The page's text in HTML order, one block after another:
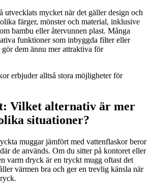
utvecklats mycket när det gäller design och
färger, mönster och material, inklusive
bambu eller återvunnen plast. Många
funktioner som inbyggda filter eller
dem ännu mer attraktiva för
erbjuder alltså stora möjligheter för
Vilket alternativ är mer
situationer?
muggar jämfört med vattenflaskor beror
de används. Om du sitter på kontoret eller
varm dryck är en tryckt mugg oftast det
värmen bra och ger en trevlig känsla när